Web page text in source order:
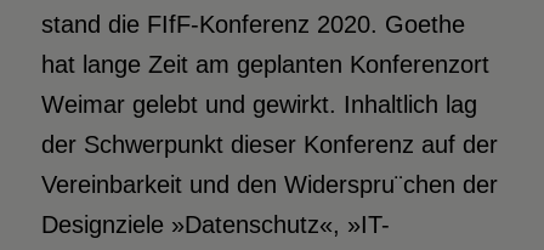
stand die FIfF-Konferenz 2020. Goethe
hat lange Zeit am geplanten Konferenzort
Weimar gelebt und gewirkt. Inhaltlich lag
der Schwerpunkt dieser Konferenz auf der
Vereinbarkeit und den Widerspru¨chen der
Designziele »Datenschutz«, »IT-